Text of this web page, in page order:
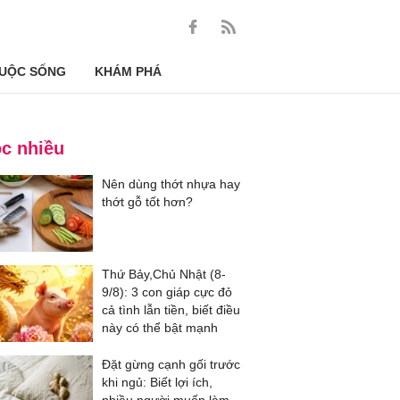
SỐNG KHÁM PHÁ
nhiều
Nên dùng thớt nhựa hay
thớt gỗ tốt hơn?
Thứ Bảy,Chủ Nhật (8-
9/8): 3 con giáp cực đỏ
cả tình lẫn tiền, biết điều
này có thể bật mạnh
Đặt gừng cạnh gối trước
khi ngủ: Biết lợi ích,